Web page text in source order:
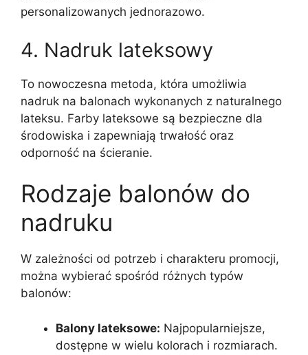
personalizowanych jednorazowo.
4. Nadruk lateksowy
To nowoczesna metoda, która umożliwia
nadruk na balonach wykonanych z naturalnego
lateksu. Farby lateksowe są bezpieczne dla
środowiska i zapewniają trwałość oraz
odporność na ścieranie.
Rodzaje balonów do
nadruku
W zależności od potrzeb i charakteru promocji,
można wybierać spośród różnych typów
balonów:
Balony lateksowe: Najpopularniejsze,
dostępne w wielu kolorach i rozmiarach.